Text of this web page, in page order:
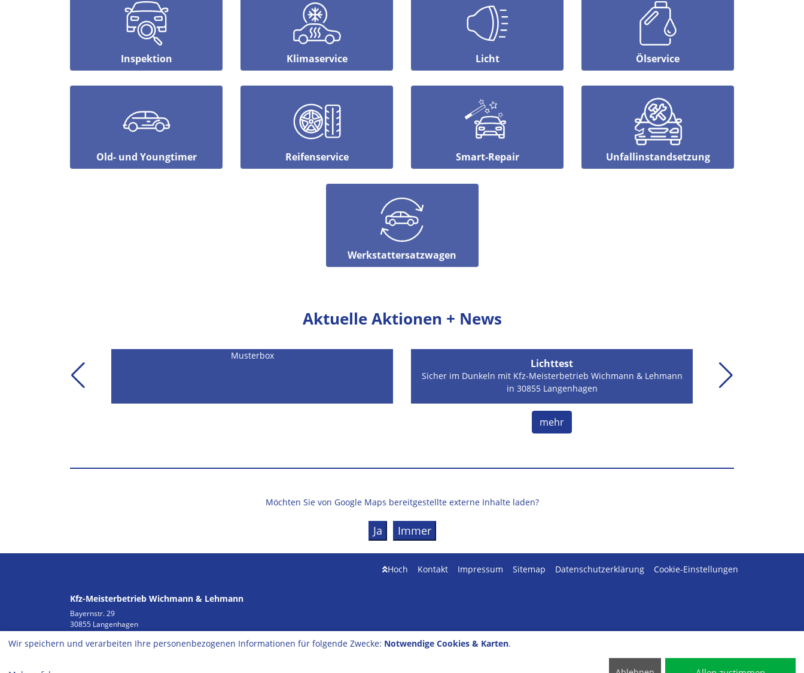
Inspektion Klimaservice Licht Ölservice
Old- und Youngtimer Reifenservice Smart-Repair Unfallinstandsetzung
Werkstattersatzwagen
Aktuelle Aktionen + News
& Lehmann
Musterbox
Lichttest
Sicher im Dunkeln mit Kfz-Meisterbetrieb Wichmann & Lehmann
in 30855 Langenhagen
mehr
Möchten Sie von Google Maps bereitgestellte externe Inhalte laden?
Ja Immer
Hoch Kontakt Impressum Sitemap Datenschutzerklärung Cookie-Einstellungen
Kfz-Meisterbetrieb Wichmann & Lehmann
Bayernstr. 29
30855 Langenhagen
Tel: 0511-782209
Wir speichern und verarbeiten Ihre personenbezogenen Informationen für folgende Zwecke: Notwendige Cookies & Karten.